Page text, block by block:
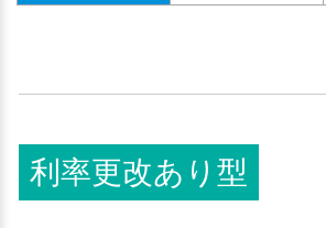
利率更改あり型